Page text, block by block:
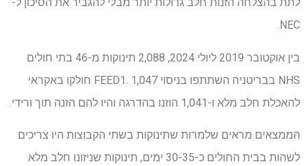
לתת בהצלחה הזנות חלב גדולות יותר מבלי להגביר את הסיכון ל-
NEC.
בין אוקטובר 2019 ליולי 2024, 2,088 תינוקות מ-46 בתי חולים
NHS בבריטניה השתתפו בניסוי FEED1. 1,047 חולקו באקראי
להאכלת חלב מלא ו-1,041 הוזנו בהדרגה והיו להם הזנה תוך ורידי.
הממצאים מראים שלמרות שתינוקות בשתי הקבוצות היו צריכים
לשהות בבית החולים כ-30-35 ימים, תינוקות שניזונו חלב מלא